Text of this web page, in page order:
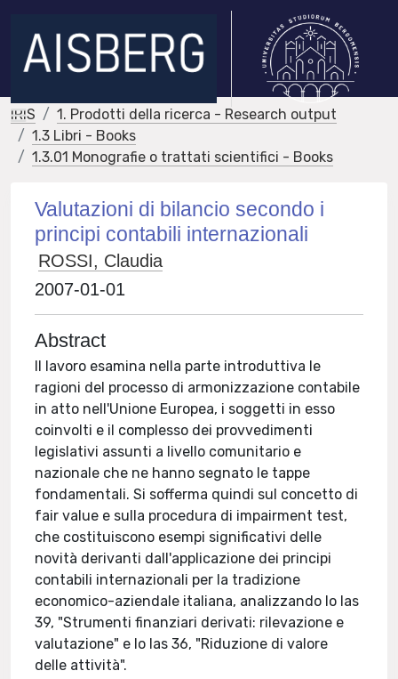
IRIS
1. Prodotti della ricerca - Research output
1.3 Libri - Books
1.3.01 Monografie o trattati scientifici - Books
Valutazioni di bilancio secondo i
principi contabili internazionali
ROSSI, Claudia
2007-01-01
Abstract
Il lavoro esamina nella parte introduttiva le
ragioni del processo di armonizzazione contabile
in atto nell'Unione Europea, i soggetti in esso
coinvolti e il complesso dei provvedimenti
legislativi assunti a livello comunitario e
nazionale che ne hanno segnato le tappe
fondamentali. Si sofferma quindi sul concetto di
fair value e sulla procedura di impairment test,
che costituiscono esempi significativi delle
novità derivanti dall'applicazione dei principi
contabili internazionali per la tradizione
economico-aziendale italiana, analizzando lo Ias
39, "Strumenti finanziari derivati: rilevazione e
valutazione" e lo Ias 36, "Riduzione di valore
delle attività".